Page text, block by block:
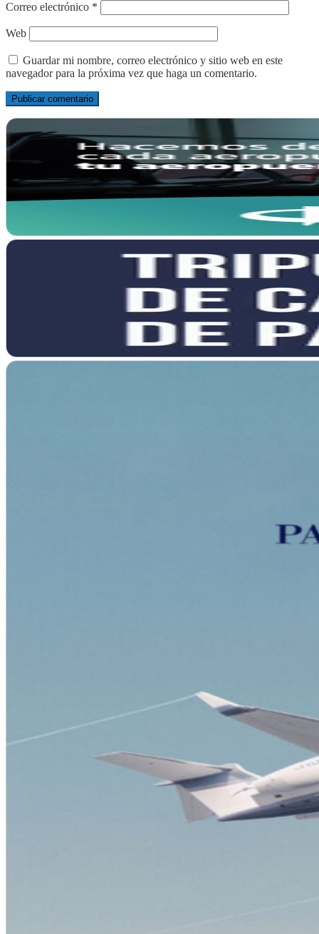
Correo electrónico *
Web
Guardar mi nombre, correo electrónico y sitio web en este
navegador para la próxima vez que haga un comentario.